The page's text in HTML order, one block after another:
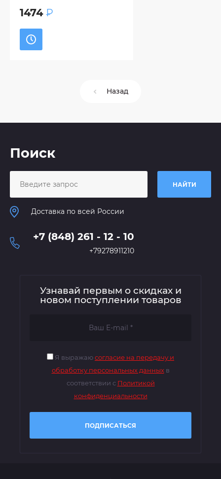
1474 ₽
Назад
Поиск
НАЙТИ
+7 (848) 261 - 12 - 10
+79278911210
Доставка по всей России
Узнавай первым о скидках и
новом поступлении товаров
Я выражаюсогласие на передачу и
обработку персональных данныхв
соответствии с Политикой
конфиденциальности
ПОДПИСАТЬСЯ